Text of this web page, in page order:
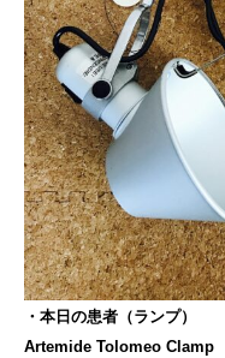
・本日の患者（ランプ）
Artemide Tolomeo Clamp